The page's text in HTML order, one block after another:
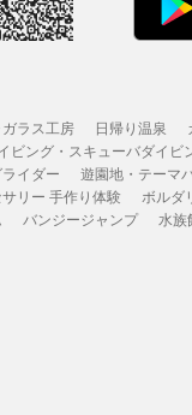
ラス工房 日帰り温泉
ビング・スキューバダイビ
イダー 遊園地・テーマ
リー 手作り体験 ボルダ
バンジージャンプ 水族